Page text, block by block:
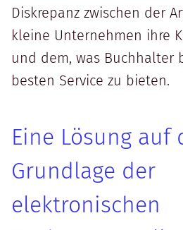
Diskrepanz zwischen der
kleine Unternehmen ihre
und dem, was Buchhalter
besten Service zu bieten.
Eine Lösung auf
Grundlage der
elektronischen